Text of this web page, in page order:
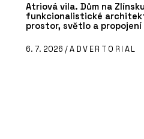
Atriová vila. Dům na
funkcionalistické
prostor, světlo a propojení
6. 7. 2026 /ADVERTORIAL